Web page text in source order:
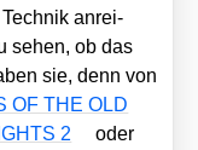
anrei­
sehen, ob das
sie, denn von
OF THE OLD
2
oder